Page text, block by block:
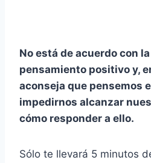
No está de acuerdo con
pensamiento positivo y,
aconseja que pensemos
impedirnos alcanzar
cómo responder a ello.
Sólo te llevará 5 minutos